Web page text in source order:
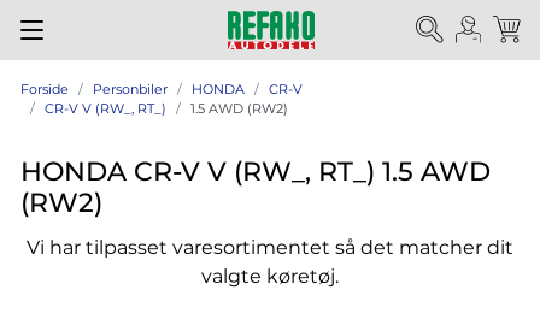
Forside Personbiler HONDA
CR-V
CR-V V (RW_, RT_)
1.5 AWD (RW2)
HONDA CR-V V (RW_, RT_) 1.5 AWD
(RW2)
Vi har tilpasset varesortimentet så det matcher dit
valgte køretøj.